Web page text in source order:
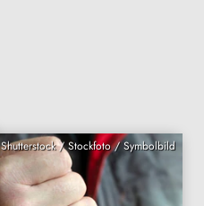
Shutterstock / Stockfoto / Symbolbild